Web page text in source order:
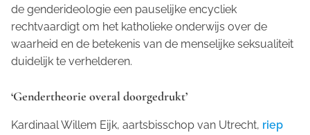
de genderideologie een pauselijke encycliek
rechtvaardigt om het katholieke onderwijs over de
waarheid en de betekenis van de menselijke seksualiteit
duidelijk te verhelderen.
‘Gendertheorie overal doorgedrukt’
Kardinaal Willem Eijk, aartsbisschop van Utrecht, riep